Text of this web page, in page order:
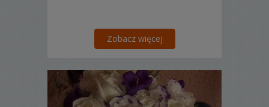
Zobacz więcej